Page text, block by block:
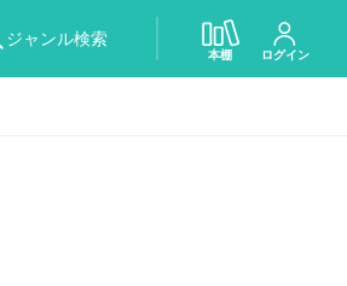
ジャンル検索
本棚 ログイン